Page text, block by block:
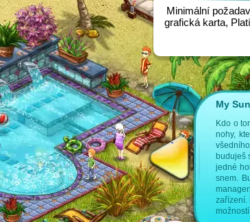
následujících stranách:
hry
managerské hry
My
Kdo o
nohy,
buduješ
jedné
snem.
zařízení.
Minimální
grafická karta,